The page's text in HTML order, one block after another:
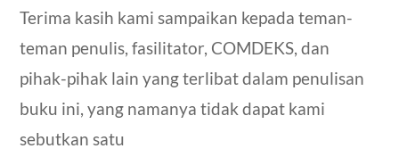
Terima kasih kami sampaikan kepada teman-
teman penulis, fasilitator, COMDEKS, dan
pihak-pihak lain yang terlibat dalam penulisan
buku ini, yang namanya tidak dapat kami
sebutkan satu